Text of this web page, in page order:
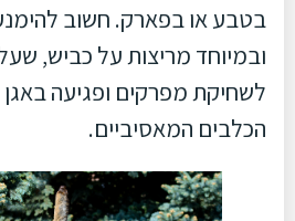
בטבע או בפארק. חשוב להימנע
ובמיוחד מריצות על כביש,
לשחיקת מפרקים ופגיעה באגן
הכלבים המאסיביים.